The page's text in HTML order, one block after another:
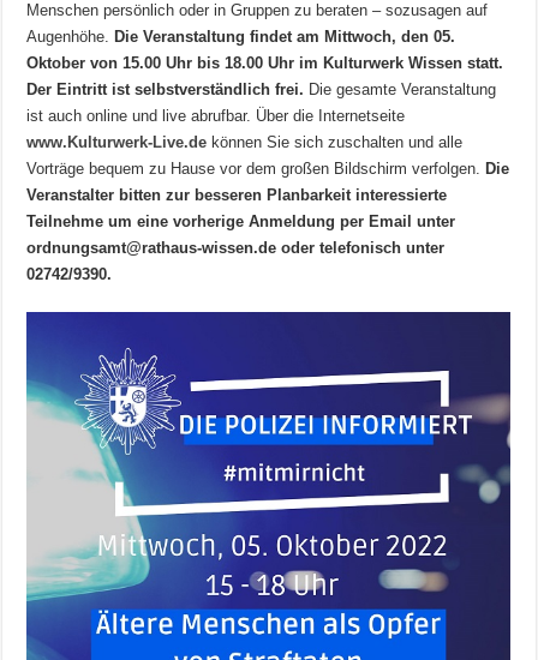
Menschen persönlich oder in Gruppen zu beraten – sozusagen auf
Augenhöhe. Die Veranstaltung findet am Mittwoch, den 05.
Oktober von 15.00 Uhr bis 18.00 Uhr im Kulturwerk Wissen statt.
Der Eintritt ist selbstverständlich frei. Die gesamte Veranstaltung
ist auch online und live abrufbar. Über die Internetseite
www.Kulturwerk-Live.de können Sie sich zuschalten und alle
Vorträge bequem zu Hause vor dem großen Bildschirm verfolgen. Die
Veranstalter bitten zur besseren Planbarkeit interessierte
Teilnehme um eine vorherige Anmeldung per Email unter
ordnungsamt@rathaus-wissen.de oder telefonisch unter
02742/9390.